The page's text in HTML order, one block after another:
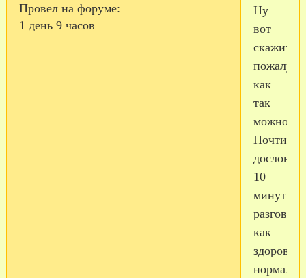
Провел на форуме:
1 день 9 часов
Ну
вот
скажите
как
так
можно.
Почти
10
разговор:
как
здоровье-